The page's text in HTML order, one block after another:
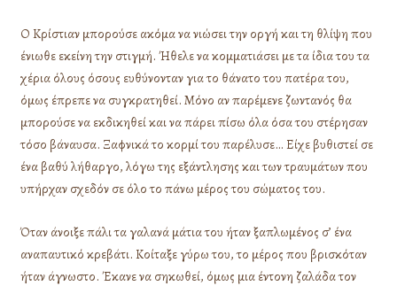
Ο Κρίστιαν μπορούσε ακόμα να νιώσει την οργή και τη θλίψη που
ένιωθε εκείνη την στιγμή. Ήθελε να κομματιάσει με τα ίδια του τα
χέρια όλους όσους ευθύνονταν για το θάνατο του πατέρα του,
όμως έπρεπε να συγκρατηθεί. Μόνο αν παρέμενε ζωντανός θα
μπορούσε να εκδικηθεί και να πάρει πίσω όλα όσα του στέρησαν
τόσο βάναυσα. Ξαφνικά το κορμί του παρέλυσε… Είχε βυθιστεί σε
ένα βαθύ λήθαργο, λόγω της εξάντλησης και των τραυμάτων που
υπήρχαν σχεδόν σε όλο το πάνω μέρος του σώματος του.
Όταν άνοιξε πάλι τα γαλανά μάτια του ήταν ξαπλωμένος σ’ ένα
αναπαυτικό κρεβάτι. Κοίταξε γύρω του, το μέρος που βρισκόταν
ήταν άγνωστο. Έκανε να σηκωθεί, όμως μια έντονη ζαλάδα τον